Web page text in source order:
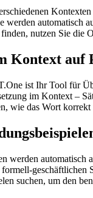
werden automatisch
nutzen Sie die
Kontext auf
ist Ihr Tool für
im Kontext –
wie das Wort
werden automatisch
geschäftlichen
suchen, um den